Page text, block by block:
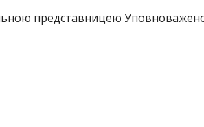
представницею